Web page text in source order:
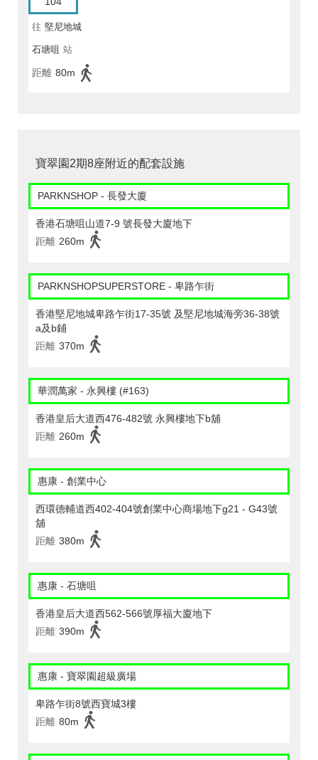
往 堅尼地城
石塘咀 站
距離 80m
寶翠園2期8座附近的配套設施
PARKNSHOP - 長發大廈
香港石塘咀山道7-9 號長發大廈地下
距離 260m
PARKNSHOPSUPERSTORE - 卑路乍街
香港堅尼地城卑路乍街17-35號 及堅尼地城海旁36-38號
a及b鋪
距離 370m
華潤萬家 - 永興樓 (#163)
香港皇后大道西476-482號 永興樓地下b舖
距離 260m
惠康 - 創業中心
西環德輔道西402-404號創業中心商場地下g21 - G43號
舖
距離 380m
惠康 - 石塘咀
香港皇后大道西562-566號厚福大廈地下
距離 390m
惠康 - 寶翠園超級廣場
卑路乍街8號西寶城3樓
距離 80m